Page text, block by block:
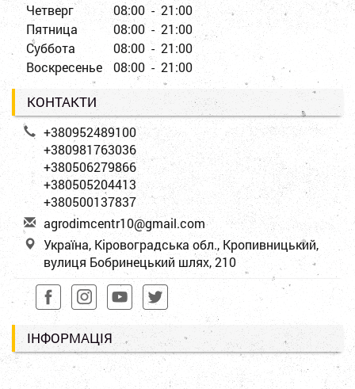
Четверг
08:00 - 21:00
Пятница
08:00 - 21:00
Суббота
08:00 - 21:00
Воскресенье
08:00 - 21:00
КОНТАКТИ
+380952489100
+380981763036
+380506279866
+380505204413
+380500137837
agrodimcentr10@gmail.com
Україна, Кіровоградська обл., Кропивницький,
вулиця Бобринецький шлях, 210
ІНФОРМАЦІЯ